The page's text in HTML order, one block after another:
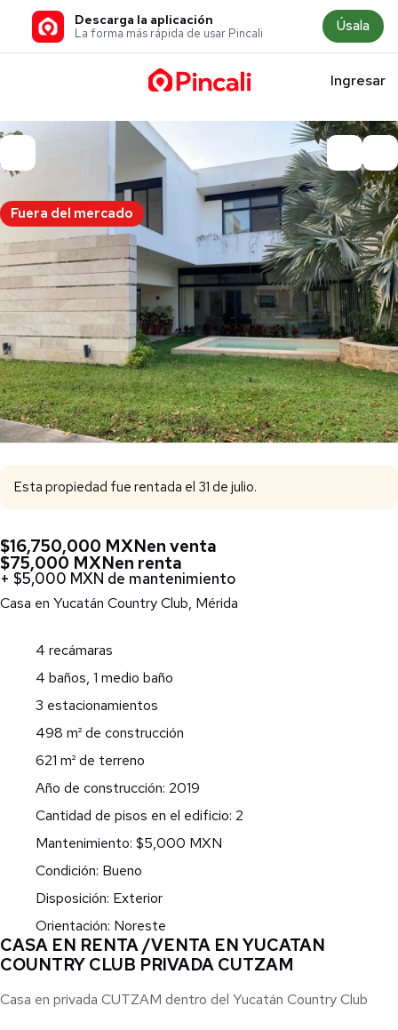
Descarga la aplicación
La forma más rápida de usar Pincali Úsala
Ingresar
Fuera del mercado
Esta propiedad fue rentada el 31 de julio.
$16,750,000 MXNen venta
$75,000 MXNen renta
+ $5,000 MXN de mantenimiento
Casa en Yucatán Country Club, Mérida
4 recámaras
4 baños, 1 medio baño
3 estacionamientos
498 m² de construcción
621 m² de terreno
Año de construcción: 2019
Cantidad de pisos en el edificio: 2
Mantenimiento: $5,000 MXN
Condición: Bueno
Disposición: Exterior
Orientación: Noreste
CASA EN RENTA /VENTA EN YUCATAN
COUNTRY CLUB PRIVADA CUTZAM
Casa en privada CUTZAM dentro del Yucatán Country Club